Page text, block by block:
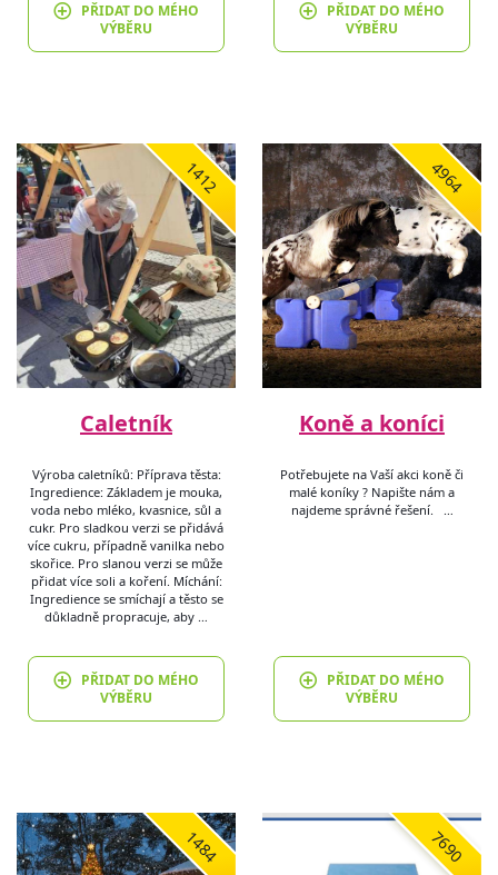
PŘIDAT DO MÉHO
VÝBĚRU
PŘIDAT DO MÉHO
VÝBĚRU
1412
Caletník
Výroba caletníků: Příprava těsta:
Ingredience: Základem je mouka,
voda nebo mléko, kvasnice, sůl a
cukr. Pro sladkou verzi se přidává
více cukru, případně vanilka nebo
skořice. Pro slanou verzi se může
přidat více soli a koření. Míchání:
Ingredience se smíchají a těsto se
důkladně propracuje, aby …
PŘIDAT DO MÉHO
VÝBĚRU
4964
Koně a koníci
Potřebujete na Vaší akci koně či
malé koníky ? Napište nám a
najdeme správné řešení. …
PŘIDAT DO MÉHO
VÝBĚRU
1484 7690